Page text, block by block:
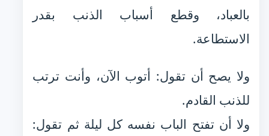
بالعباد، وقطع أسباب الذنب بقدر
الاستطاعة.
ولا يصح أن تقول: أتوب الآن، وأنت ترتب
للذنب القادم.
ولا أن تفتح الباب نفسه كل ليلة ثم تقول: